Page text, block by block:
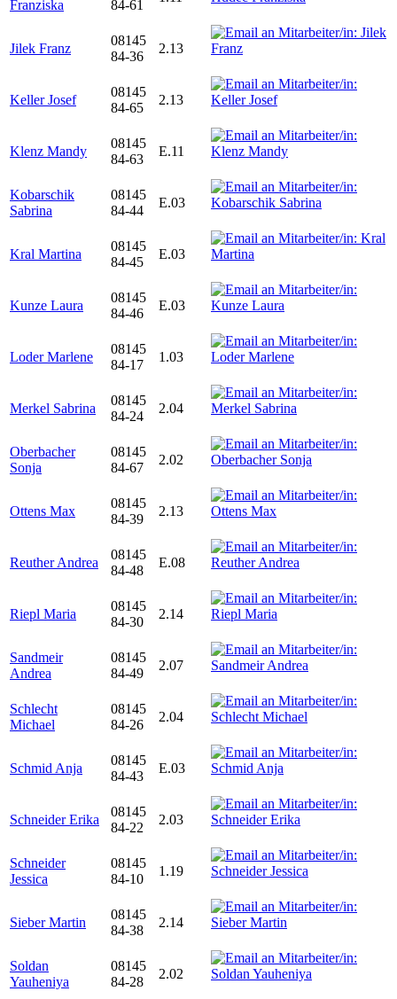
Franziska
84-61
Jilek Franz
08145
84-36
2.13
Keller Josef
08145
84-65
2.13
Klenz Mandy
08145
84-63
E.11
Kobarschik
Sabrina
08145
84-44
E.03
Kral Martina
08145
84-45
E.03
Kunze Laura
08145
84-46
E.03
Loder Marlene
08145
84-17
1.03
Merkel Sabrina
08145
84-24
2.04
Oberbacher
Sonja
08145
84-67
2.02
Ottens Max
08145
84-39
2.13
Reuther Andrea
08145
84-48
E.08
Riepl Maria
08145
84-30
2.14
Sandmeir
Andrea
08145
84-49
2.07
Schlecht
Michael
08145
84-26
2.04
Schmid Anja
08145
84-43
E.03
Schneider Erika
08145
84-22
2.03
Schneider
Jessica
08145
84-10
1.19
Sieber Martin
08145
84-38
2.14
Soldan
Yauheniya
08145
84-28
2.02